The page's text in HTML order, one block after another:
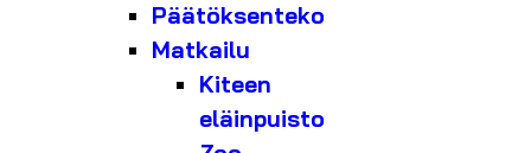
Päätöksenteko
Matkailu
Kiteen
eläinpuisto